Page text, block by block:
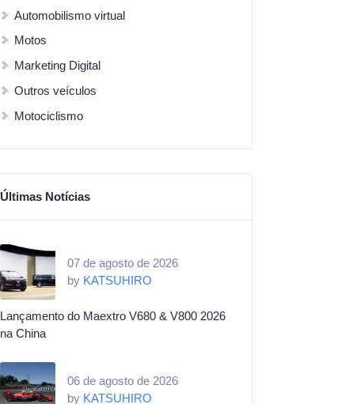
Automobilismo virtual
Motos
Marketing Digital
Outros veículos
Motociclismo
Últimas Notícias
07 de agosto de 2026
by KATSUHIRO
Lançamento do Maextro V680 & V800 2026
na China
06 de agosto de 2026
by KATSUHIRO